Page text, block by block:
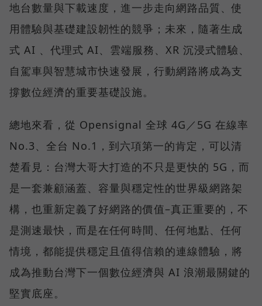
地台數量與下載速度，進一步走向網路品質、使
用體驗與基礎建設韌性的競爭；未來，隨著生成
式 AI 、代理式 AI、雲端服務、XR 沉浸式體驗、
自駕車與智慧城市快速發展，行動網路將成為支
撐數位經濟的重要基礎設施。
總地來看，從 Opensignal 全球 4G／5G 在線率
No.3、全台 No.1，到六項第一的肯定，可以清
楚看見：台灣大哥大打造的不只是更快的 5G，而
是一套兼顧涵蓋、容量與穩定性的世界級網路架
構，也重新定義了好網路的價值–真正重要的，不
是測速最快，而是在任何時間、任何地點、任何
情境，都能提供穩定且值得信賴的連線體驗，將
成為推動台灣下一個數位經濟與 AI 浪潮最關鍵的
堅實底座。